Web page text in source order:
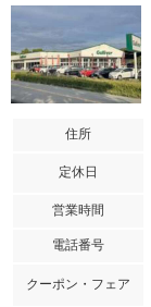
住所
定休日
営業時間
電話番号
クーポン・フェア